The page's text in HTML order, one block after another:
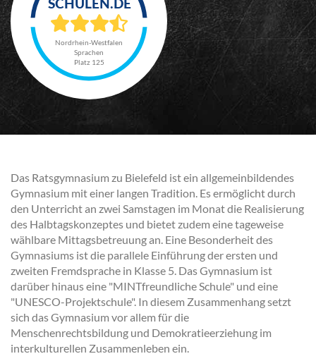
Nordrhein-Westfalen
Sprachen
Platz 125
Das Ratsgymnasium zu Bielefeld ist ein allgemeinbildendes
Gymnasium mit einer langen Tradition. Es ermöglicht durch
den Unterricht an zwei Samstagen im Monat die Realisierung
des Halbtagskonzeptes und bietet zudem eine tageweise
wählbare Mittagsbetreuung an. Eine Besonderheit des
Gymnasiums ist die parallele Einführung der ersten und
zweiten Fremdsprache in Klasse 5. Das Gymnasium ist
darüber hinaus eine "MINTfreundliche Schule" und eine
"UNESCO-Projektschule". In diesem Zusammenhang setzt
sich das Gymnasium vor allem für die
Menschenrechtsbildung und Demokratieerziehung im
interkulturellen Zusammenleben ein.